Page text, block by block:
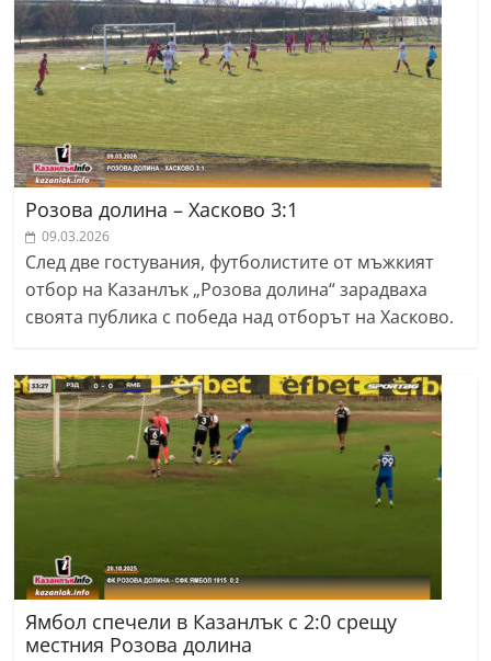
Розова долина – Хасково 3:1
09.03.2026
След две гостувания, футболистите от мъжкият
отбор на Казанлък „Розова долина“ зарадваха
своята публика с победа над отборът на Хасково.
Ямбол спечели в Казанлък с 2:0 срещу
местния Розова долина